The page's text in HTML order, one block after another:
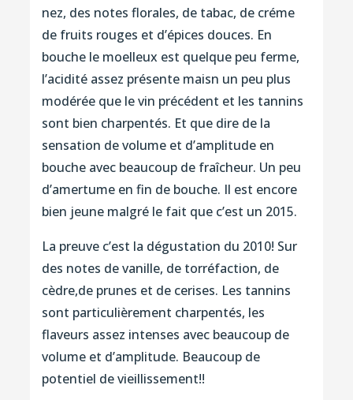
nez, des notes florales, de tabac, de créme
de fruits rouges et d’épices douces. En
bouche le moelleux est quelque peu ferme,
l’acidité assez présente maisn un peu plus
modérée que le vin précédent et les tannins
sont bien charpentés. Et que dire de la
sensation de volume et d’amplitude en
bouche avec beaucoup de fraîcheur. Un peu
d’amertume en fin de bouche. Il est encore
bien jeune malgré le fait que c’est un 2015.
La preuve c’est la dégustation du 2010! Sur
des notes de vanille, de torréfaction, de
cèdre,de prunes et de cerises. Les tannins
sont particulièrement charpentés, les
flaveurs assez intenses avec beaucoup de
volume et d’amplitude. Beaucoup de
potentiel de vieillissement!!